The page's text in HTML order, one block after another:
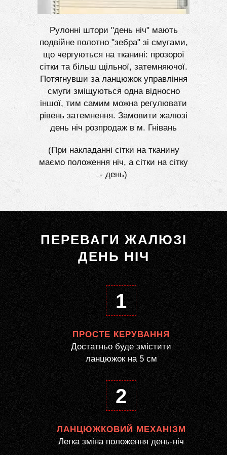
Рулонні штори "день ніч" мають
подвійне полотно "зебра" зі смугами,
що чергуються на тканині: прозорої
сітки та більш щільної, затемняючої.
Потягнувши за ланцюжок управління
смуги зміщуються одна відносно
іншої, тим самим можна регулювати
рівень затемнення. Замовити жалюзі
день ніч розпродаж в м. Гнівань
(При накладанні сітки на тканину
маємо положення ніч, а сітки на сітку
- день)
ПЕРЕВАГИ ЖАЛЮЗІ
ДЕНЬ НІЧ
1
ПРОСТЕ КЕРУВАННЯ
Достатньо буде змістити
ланцюжок на 5 см
2
ЛАНЦЮЖКОВИЙ МЕХАНІЗМ
Легка зміна положення день-ніч